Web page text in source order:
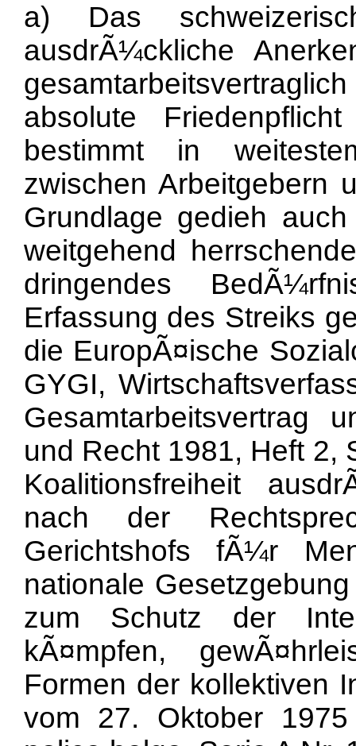
a) Das
ausdrÃ¼ckliche
absolute
bestimmt in
zwischen Arbeitgebern
Grundlage gedieh
weitgehend
dringendes
Erfassung des Streiks
die EuropÃ¤ische
GYGI,
Gesamtarbeitsvertrag
und Recht 1981, Heft 2,
Koalitionsfreiheit
nach der
Gerichtshofs fÃ¼r
nationale
zum Schutz der
kÃ¤mpfen,
Formen der kollektiven
vom 27. Oktober